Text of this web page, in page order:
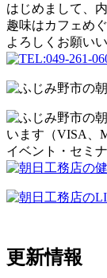
はじめまして、
趣味はカフェめぐ
よろしくお願い
イベント・セミ
更新情報